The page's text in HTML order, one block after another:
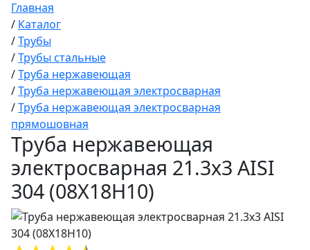
Главная
/ Каталог
/Трубы
/Трубы стальные
/Труба нержавеющая
/Труба нержавеющая электросварная
/Труба нержавеющая электросварная
прямошовная
Труба нержавеющая
электросварная 21.3х3 AISI
304 (08Х18Н10)